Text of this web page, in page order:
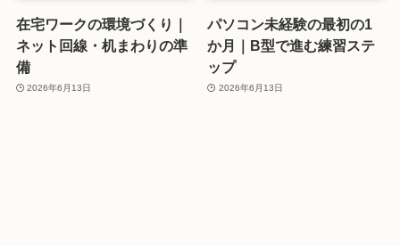
在宅ワークの環境づくり｜
ネット回線・机まわりの準
備
2026年6月13日
パソコン未経験の最初の1
か月｜B型で進む練習ステ
ップ
2026年6月13日